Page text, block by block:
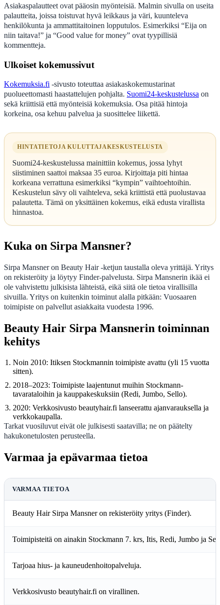
Asiakaspalautteet ovat pääosin myönteisiä. Malmin sivulla on useita
palautteita, joissa toistuvat hyvä leikkaus ja väri, kuunteleva
henkilökunta ja ammattitaitoinen lopputulos. Esimerkiksi “Eija on
niin taitava!” ja “Good value for money” ovat tyypillisiä
kommentteja.
Ulkoiset kokemussivut
Kokemuksia.fi -sivusto toteuttaa asiakaskokemustarinat
puolueettomasti haastattelujen pohjalta. Suomi24-keskustelussa on
sekä kriittisiä että myönteisiä kokemuksia. Osa pitää hintoja
korkeina, osa kehuu palvelua ja suosittelee liikettä.
HINTATIETOJA KULUTTAJAKESKUSTELUSTA
Suomi24-keskustelussa mainittiin kokemus, jossa lyhyt
siistiminen saattoi maksaa 35 euroa. Kirjoittaja piti hintaa
korkeana verrattuna esimerkiksi “kympin” vaihtoehtoihin.
Keskustelun sävy oli vaihteleva, sekä kriittistä että puolustavaa
palautetta. Tämä on yksittäinen kokemus, eikä edusta virallista
hinnastoa.
Kuka on Sirpa Mansner?
Sirpa Mansner on Beauty Hair -ketjun taustalla oleva yrittäjä. Yritys
on rekisteröity ja löytyy Finder-palvelusta. Sirpa Mansnerin ikää ei
ole vahvistettu julkisista lähteistä, eikä siitä ole tietoa virallisilla
sivuilla. Yritys on kuitenkin toiminut alalla pitkään: Vuosaaren
toimipiste on palvellut asiakkaita vuodesta 1996.
Beauty Hair Sirpa Mansnerin toiminnan
kehitys
Noin 2010: Itiksen Stockmannin toimipiste avattu (yli 15 vuotta
sitten).
2018–2023: Toimipiste laajentunut muihin Stockmann-
tavarataloihin ja kauppakeskuksiin (Redi, Jumbo, Sello).
2020: Verkkosivusto beautyhair.fi lanseerattu ajanvarauksella ja
verkkokaupalla.
Tarkat vuosiluvut eivät ole julkisesti saatavilla; ne on päätelty
hakukonetulosten perusteella.
Varmaa ja epävarmaa tietoa
VARMAA TIETOA
Beauty Hair Sirpa Mansner on rekisteröity yritys (Finder).
Toimipisteitä on ainakin Stockmann 7. krs, Itis, Redi, Jumbo ja
Tarjoaa hius- ja kauneudenhoitopalveluja.
Verkkosivusto beautyhair.fi on virallinen.